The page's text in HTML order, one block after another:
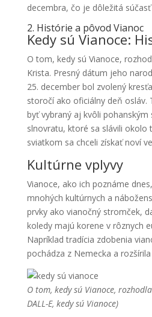
decembra, čo je dôležitá
2. Histórie a pôvod Vianoc
Kedy sú Vianoce:
O tom, kedy sú Vianoce,
Krista. Presný dátum jeho
25. december bol zvolený
storočí ako oficiálny deň
byť vybraný aj kvôli
slnovratu, ktoré sa slávili okolo
sviatkom sa chceli získať noví
Kultúrne vplyvy
Vianoce, ako ich poznáme
mnohých kultúrnych a
prvky ako vianočný stromček,
koledy majú korene v rôznych
Napríklad tradícia zdobenia
pochádza z Nemecka a
O tom, kedy sú Vianoce,
DALL-E, kedy sú Vianoce)